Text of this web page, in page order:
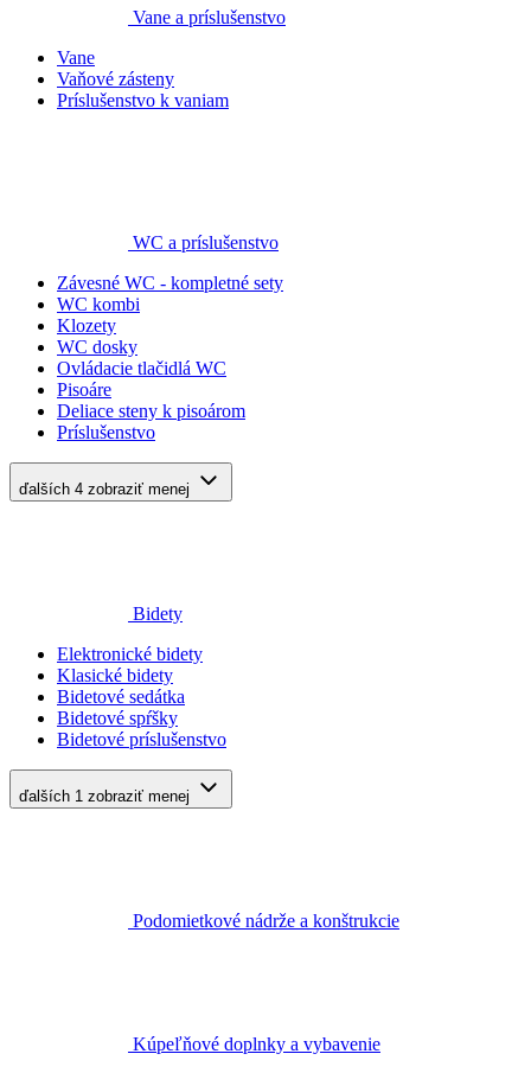
Vane a príslušenstvo
Vane
Vaňové zásteny
Príslušenstvo k vaniam
WC a príslušenstvo
Závesné WC - kompletné sety
WC kombi
Klozety
WC dosky
Ovládacie tlačidlá WC
Pisoáre
Deliace steny k pisoárom
Príslušenstvo
ďalších 4 zobraziť menej
Bidety
Elektronické bidety
Klasické bidety
Bidetové sedátka
Bidetové spŕšky
Bidetové príslušenstvo
ďalších 1 zobraziť menej
Podomietkové nádrže a konštrukcie
Kúpeľňové doplnky a vybavenie